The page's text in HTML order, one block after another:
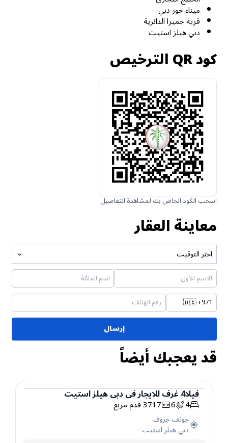
ميناء خور دبي
قرية جميرا الدائرية
دبي هيلز استيت
كود QR الترخيص
اسحب الكود الخاص بك لمشاهدة التفاصيل
معاينة العقار
اختر التوقيت
🇦🇪+971
إرسال
قد يعجبك أيضاً
فيلا
فيلا4غرفللايجارفيدبي هيلز استيت
4
6
3717قدم مربع
جولف جروف
دبي هيلز استيت -